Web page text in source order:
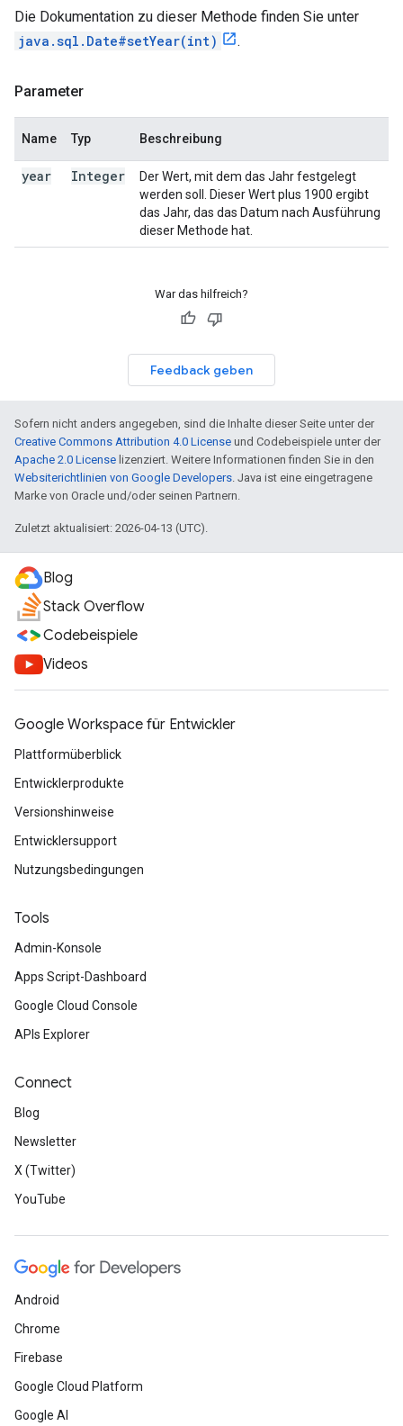
Die Dokumentation zu dieser Methode finden Sie unter
java.sql.Date#setYear(int)
.
Parameter
Name Typ Beschreibung
year Integer
Der Wert, mit dem das Jahr festgelegt
werden soll. Dieser Wert plus 1900 ergibt
das Jahr, das das Datum nach Ausführung
dieser Methode hat.
War das hilfreich?
Feedback geben
Sofern nicht anders angegeben, sind die Inhalte dieser Seite unter der
Creative Commons Attribution 4.0 License und Codebeispiele unter der
Apache 2.0 License lizenziert. Weitere Informationen finden Sie in den
Websiterichtlinien von Google Developers. Java ist eine eingetragene
Marke von Oracle und/oder seinen Partnern.
Zuletzt aktualisiert: 2026-04-13 (UTC).
Blog
Stack Overflow
Codebeispiele
Videos
Google Workspace für Entwickler
Plattformüberblick
Entwicklerprodukte
Versionshinweise
Entwicklersupport
Nutzungsbedingungen
Tools
Admin-Konsole
Apps Script-Dashboard
Google Cloud Console
APIs Explorer
Connect
Blog
Newsletter
X (Twitter)
YouTube
Android
Chrome
Firebase
Google Cloud Platform
Google AI